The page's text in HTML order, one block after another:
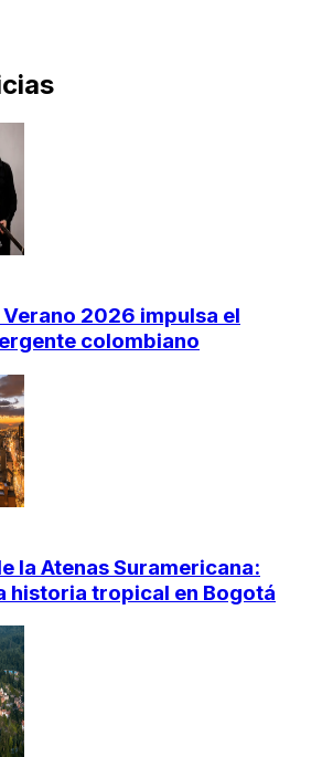
2026 impulsa el
colombiano
la Atenas Suramericana:
historia tropical en Bogotá